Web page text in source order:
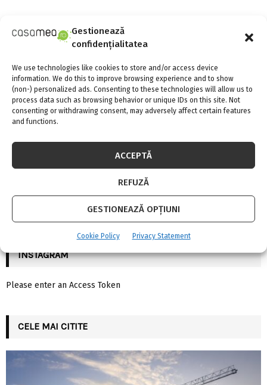
Gestionează
confidențialitatea
We use technologies like cookies to store and/or access device
information. We do this to improve browsing experience and to show
(non-) personalized ads. Consenting to these technologies will allow us to
process data such as browsing behavior or unique IDs on this site. Not
consenting or withdrawing consent, may adversely affect certain features
and functions.
ACCEPTĂ
REFUZĂ
GESTIONEAZĂ OPȚIUNI
Cookie Policy Privacy Statement
R
C
SOCIAL MEDIA
FII LA CURENT CU NOUTATILE
INSTAGRAM
Please enter an Access Token
CELE MAI CITITE